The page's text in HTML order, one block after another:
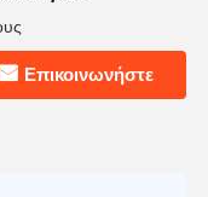
Επικοινωνήστε